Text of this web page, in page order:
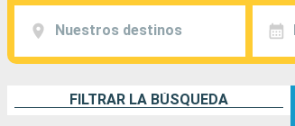
Nuestros destinos
FILTRAR LA BÚSQUEDA